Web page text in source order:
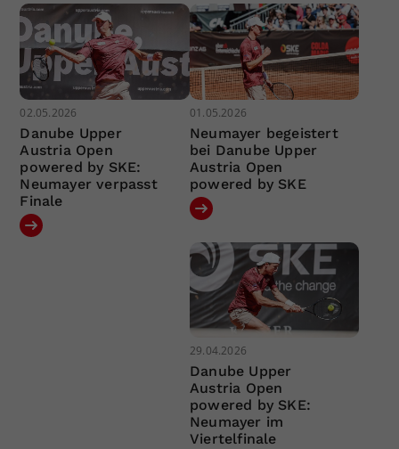
02.05.2026
Danube Upper
Austria Open
powered by SKE:
Neumayer verpasst
Finale
01.05.2026
Neumayer begeistert
bei Danube Upper
Austria Open
powered by SKE
29.04.2026
Danube Upper
Austria Open
powered by SKE:
Neumayer im
Viertelfinale